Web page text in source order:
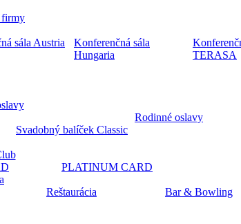
firmy
sála Austria
Konferenčná sála
Hungaria
TERASA
Svadobný balíček Classic
Rodinné oslavy
PLATINUM CARD
Reštaurácia Bar & Bowling